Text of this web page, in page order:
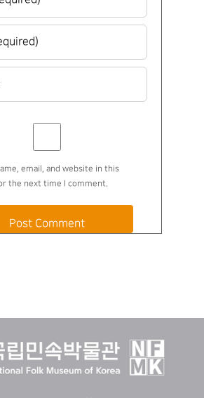
email, and website in this
the next time I comment.